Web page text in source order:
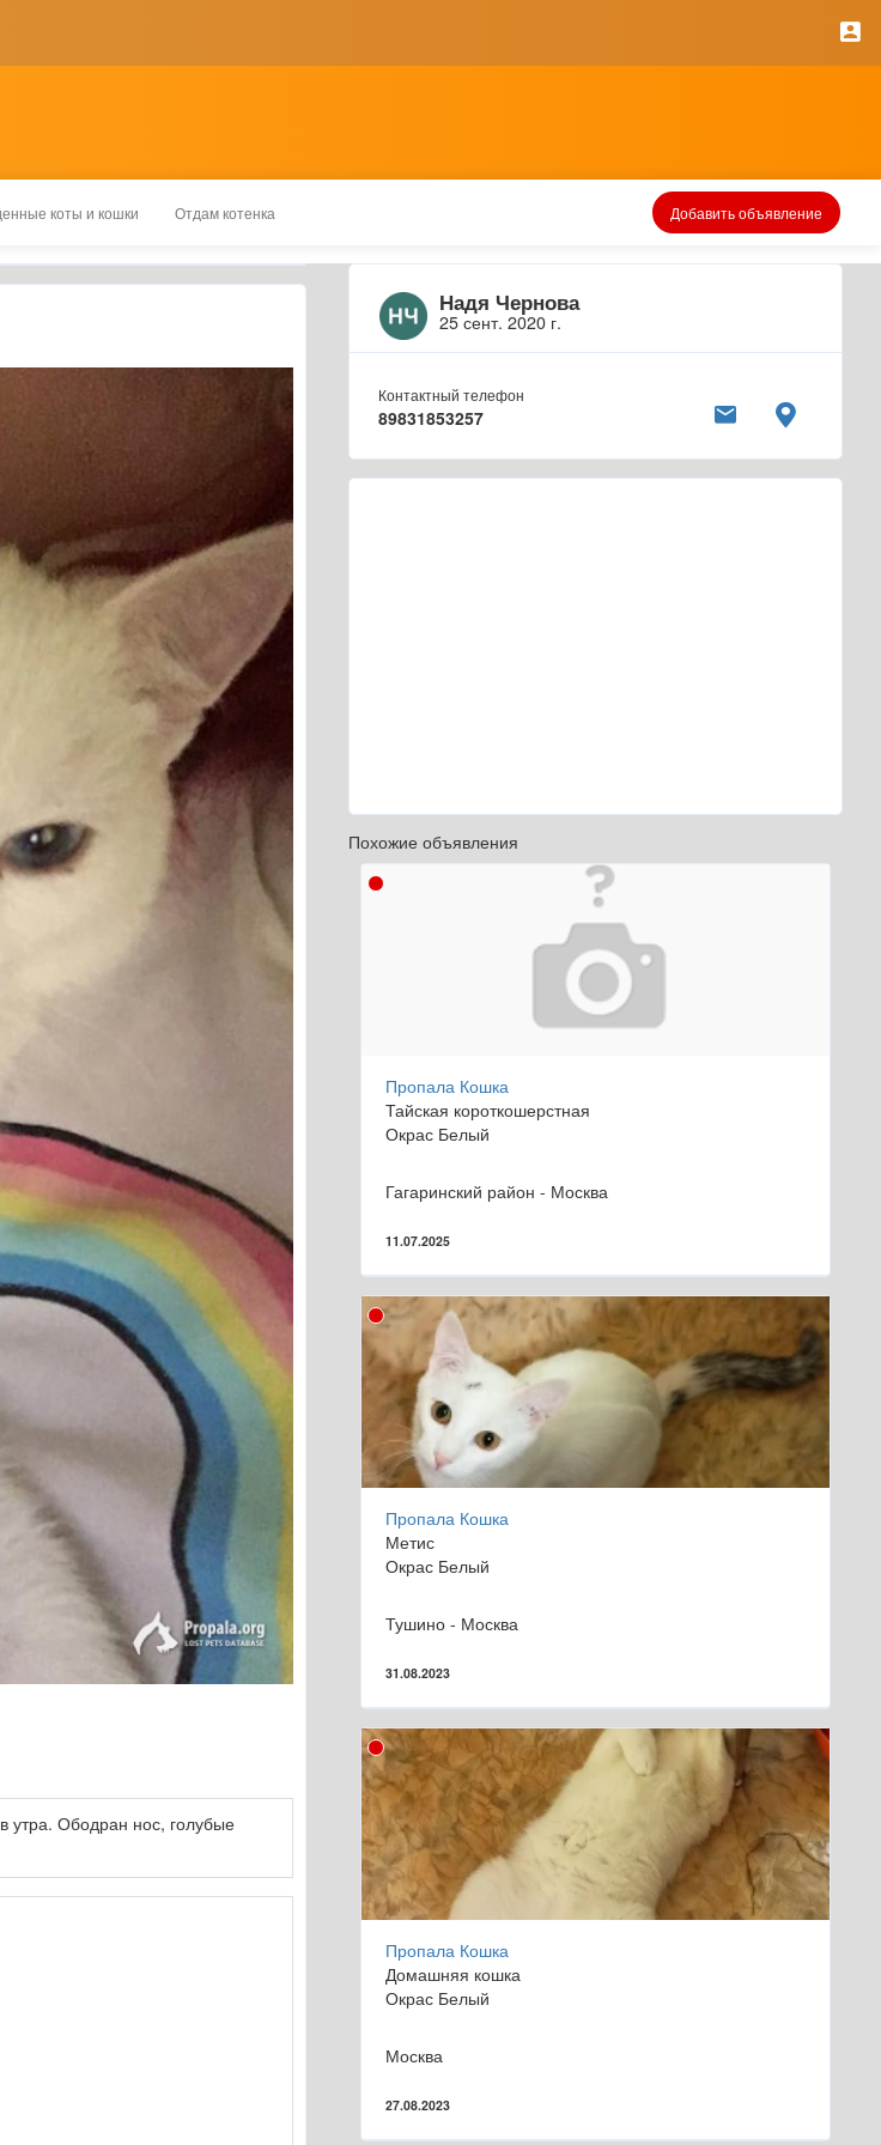
коты и кошки Отдам котенка Добавить объявление
Надя Чернова
25 сент. 2020 г.
Контактный телефон
89831853257
утра. Ободран нос, голубые
Похожие объявления
Пропала Кошка
Тайская короткошерстная
Окрас Белый
Гагаринский район - Москва
11.07.2025
Пропала Кошка
Метис
Окрас Белый
Тушино - Москва
31.08.2023
Пропала Кошка
Домашняя кошка
Окрас Белый
Москва
27.08.2023